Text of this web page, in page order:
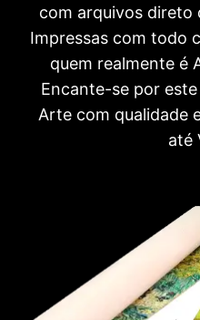
com arquivos direto
Impressas com todo
quem realmente é
Encante-se por
Arte com qualidade
até